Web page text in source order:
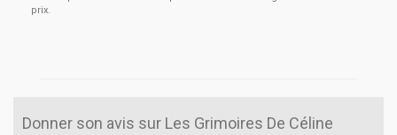
prix.
Donner son avis sur Les Grimoires De Céline